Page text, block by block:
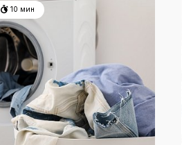
10 мин